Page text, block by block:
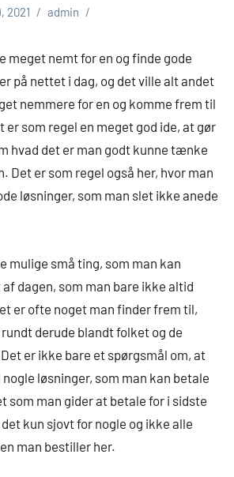
2021 admin
meget nemt for en og finde gode
på nettet i dag, og det ville alt andet
nemmere for en og komme frem til
er som regel en meget god ide, at gør
hvad det er man godt kunne tænke
Det er som regel også her, hvor man
løsninger, som man slet ikke anede
mulige små ting, som man kan
dagen, som man bare ikke altid
er ofte noget man finder frem til,
derude blandt folket og de
er ikke bare et spørgsmål om, at
løsninger, som man kan betale
som man gider at betale for i sidste
kun sjovt for nogle og ikke alle
man bestiller her.